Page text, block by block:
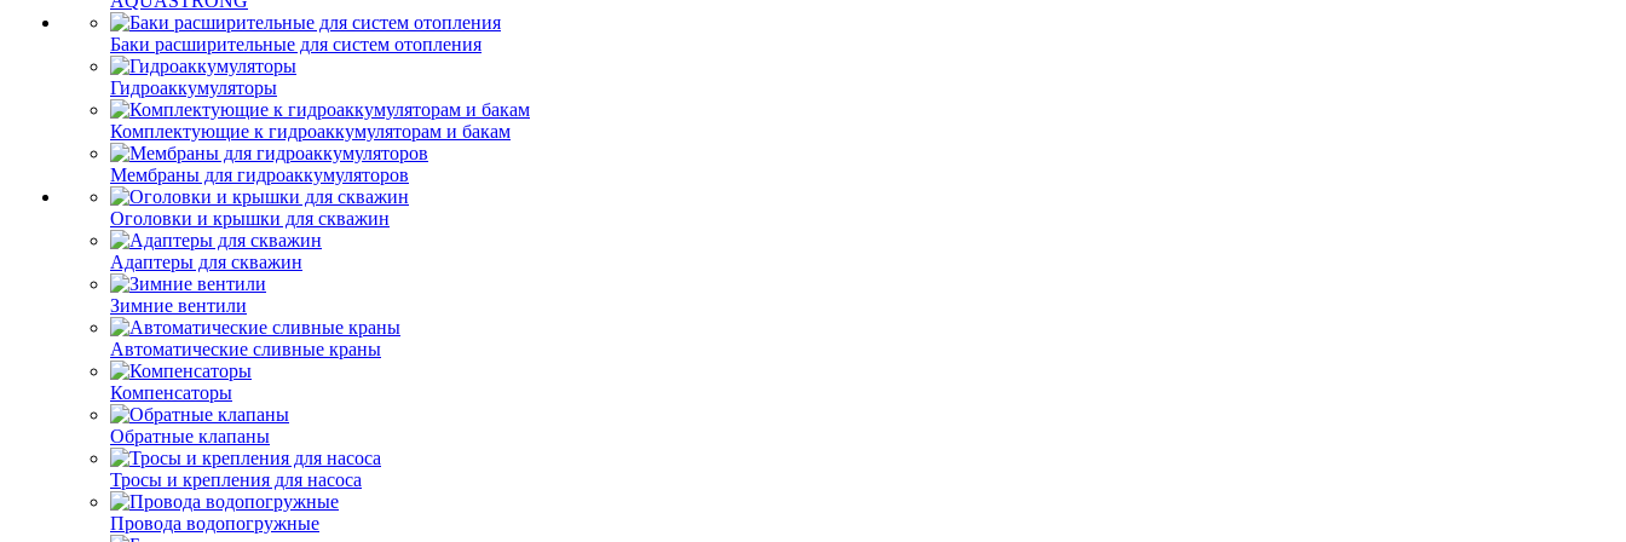
Баки расширительные для систем отопления
Гидроаккумуляторы
Комплектующие к гидроаккумуляторам и бакам
Мембраны для гидроаккумуляторов
Оголовки и крышки для скважин
Адаптеры для скважин
Зимние вентили
Автоматические сливные краны
Компенсаторы
Обратные клапаны
Тросы и крепления для насоса
Провода водопогружные